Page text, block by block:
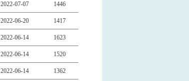
2022-07-07 1446
2022-06-20 1417
2022-06-14 1623
2022-06-14 1520
2022-06-14 1362